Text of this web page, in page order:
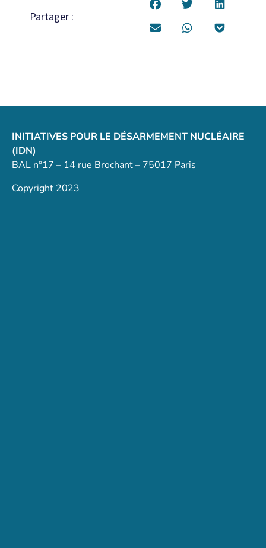
Partager :
INITIATIVES POUR LE DÉSARMEMENT NUCLÉAIRE
(IDN)
BAL n°17 – 14 rue Brochant – 75017 Paris
Copyright 2023